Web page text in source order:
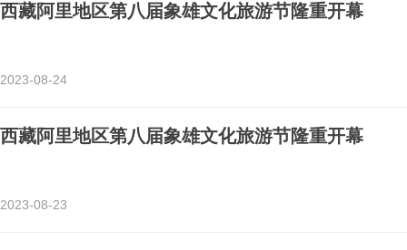
西藏阿里地区第八届象雄文化旅游节隆重开幕
2023-08-24
西藏阿里地区第八届象雄文化旅游节隆重开幕
2023-08-23